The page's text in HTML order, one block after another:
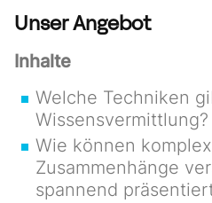
Unser Angebot
Inhalte
Welche Techniken
Wissensvermittlung?
Wie können
Zusammenhänge
spannend